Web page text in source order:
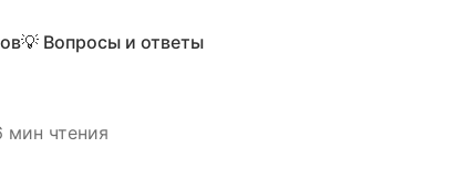
💡 Вопросы и ответы
мин чтения